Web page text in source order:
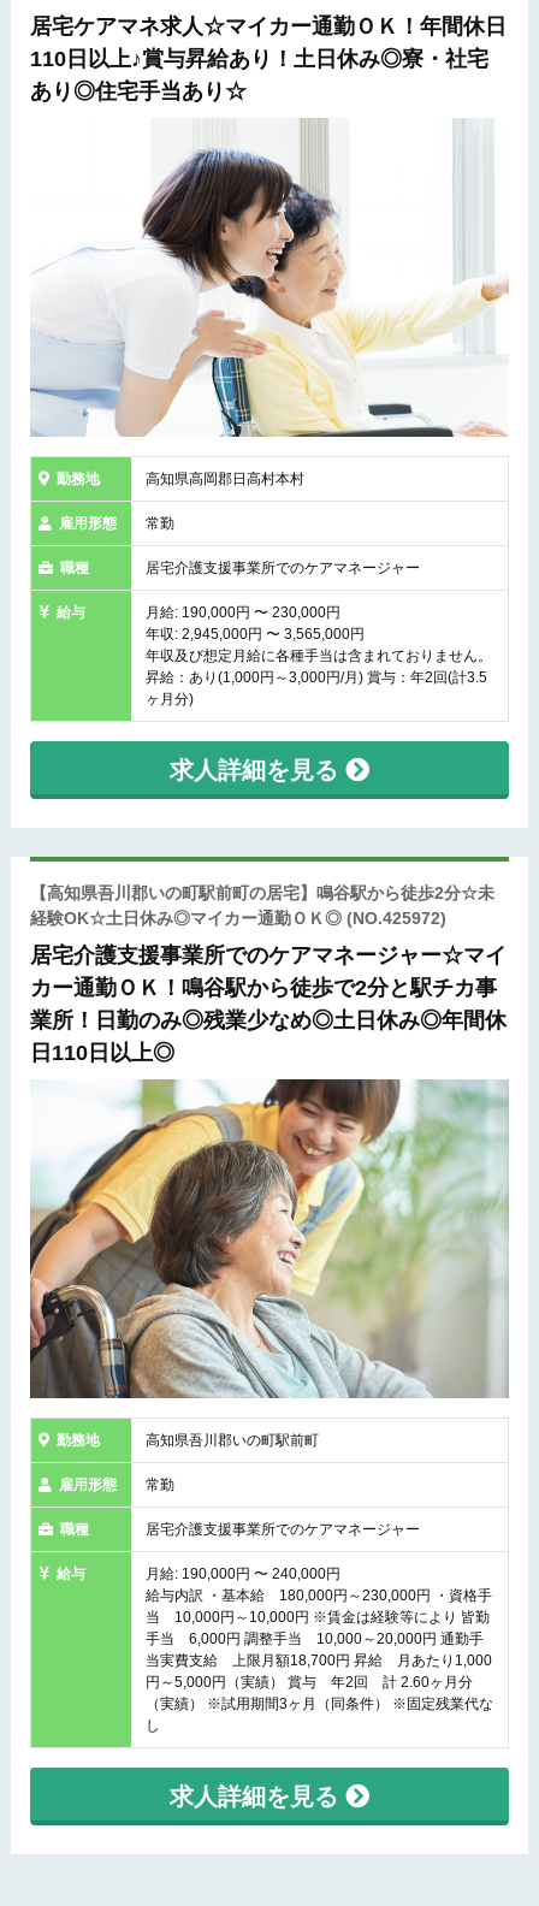
居宅ケアマネ求人☆マイカー通勤ＯＫ！年間休日
110日以上♪賞与昇給あり！土日休み◎寮・社宅
あり◎住宅手当あり☆
勤務地 高知県高岡郡日高村本村
雇用形態 常勤
職種 居宅介護支援事業所でのケアマネージャー
給与
月給: 190,000円 〜 230,000円
年収: 2,945,000円 〜 3,565,000円
年収及び想定月給に各種手当は含まれておりません。
昇給：あり(1,000円～3,000円/月) 賞与：年2回(計3.5
ヶ月分)
求人詳細を見る
【高知県吾川郡いの町駅前町の居宅】鳴谷駅から徒歩2分☆未
経験OK☆土日休み◎マイカー通勤ＯＫ◎ (NO.425972)
居宅介護支援事業所でのケアマネージャー☆マイ
カー通勤ＯＫ！鳴谷駅から徒歩で2分と駅チカ事
業所！日勤のみ◎残業少なめ◎土日休み◎年間休
日110日以上◎
勤務地 高知県吾川郡いの町駅前町
雇用形態 常勤
職種 居宅介護支援事業所でのケアマネージャー
給与
月給: 190,000円 〜 240,000円
給与内訳 ・基本給 180,000円～230,000円 ・資格手
当 10,000円～10,000円 ※賃金は経験等により 皆勤
手当 6,000円 調整手当 10,000～20,000円 通勤手
当実費支給 上限月額18,700円 昇給 月あたり1,000
円～5,000円（実績） 賞与 年2回 計 2.60ヶ月分
（実績） ※試用期間3ヶ月（同条件） ※固定残業代な
し
求人詳細を見る